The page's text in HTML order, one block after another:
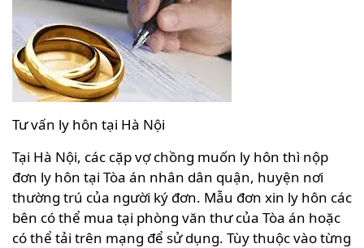
Tư vấn ly hôn tại Hà Nội
Tại Hà Nội, các cặp vợ chồng muốn ly hôn thì nộp
đơn ly hôn tại Tòa án nhân dân quận, huyện nơi
thường trú của người ký đơn. Mẫu đơn xin ly hôn các
bên có thể mua tại phòng văn thư của Tòa án hoặc
có thể tải trên mạng để sử dụng. Tùy thuộc vào từng